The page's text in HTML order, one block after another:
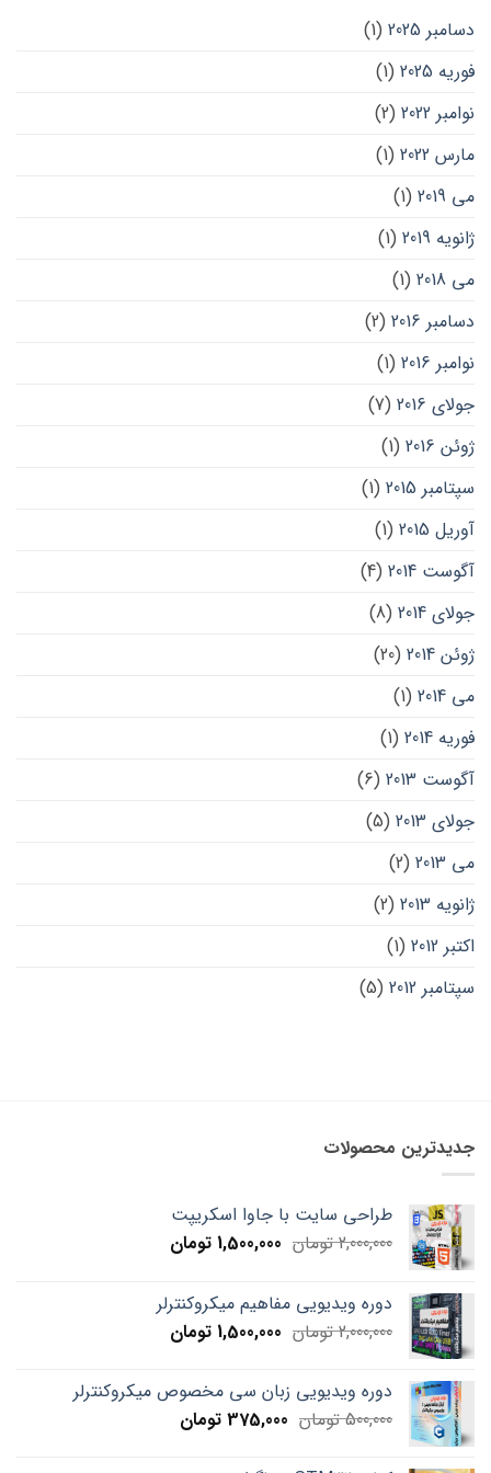
دسامبر 2025
(1)
فوریه 2025
(1)
نوامبر 2022
(2)
مارس 2022
(1)
می 2019
(1)
ژانویه 2019
(1)
می 2018
(1)
دسامبر 2016
(2)
نوامبر 2016
(1)
جولای 2016
(7)
ژوئن 2016
(1)
سپتامبر 2015
(1)
آوریل 2015
(1)
آگوست 2014
(4)
جولای 2014
(8)
ژوئن 2014
(20)
می 2014
(1)
فوریه 2014
(1)
آگوست 2013
(6)
جولای 2013
(5)
می 2013
(2)
ژانویه 2013
(2)
اکتبر 2012
(1)
سپتامبر 2012
(5)
جدیدترین محصولات
طراحی سایت با جاوا اسکریپت
2,000,000 تومان Original
2,000,000 تومان.
1,500,000 تومانCurrent
1,500,000 تومان.دوره ویدیویی مفاهیم میکروکنترلر
2,000,000 تومان Original
was:
2,000,000 تومان.
1,500,000 تومانCurrent
1,500,000 تومان.
دوره ویدیویی زبان سی مخصوص میکروکنترلر
500,000 تومان Original
was:
375,000 تومانCurrent